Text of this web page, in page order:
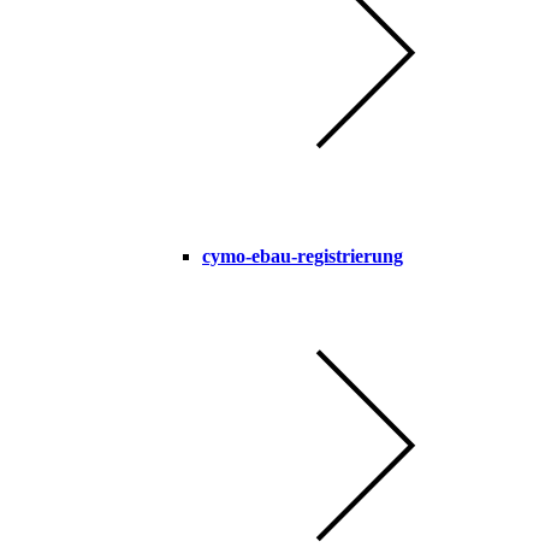
cymo-ebau-registrierung